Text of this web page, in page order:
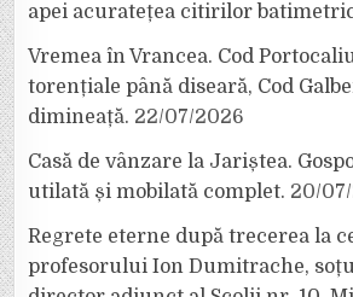
apei acuratețea citirilor
Vremea în Vrancea. Cod
torențiale până diseară, Cod
dimineață. 22/07/2026
Casă de vânzare la Jariștea.
utilată și mobilată complet. 20/
Regrete eterne după trecerea la
profesorului Ion Dumitrache,